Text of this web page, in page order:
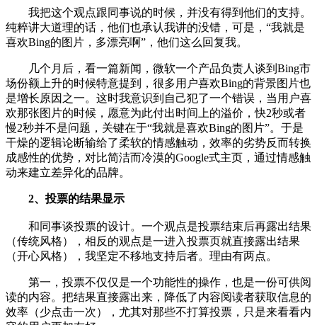
我把这个观点跟同事说的时候，并没有得到他们的支持。
纯粹讲大道理的话，他们也承认我讲的没错，可是，“我就是
喜欢Bing的图片，多漂亮啊”，他们这么回复我。
几个月后，看一篇新闻，微软一个产品负责人谈到Bing市
场份额上升的时候特意提到，很多用户喜欢Bing的背景图片也
是增长原因之一。这时我意识到自己犯了一个错误，当用户喜
欢那张图片的时候，愿意为此付出时间上的溢价，快2秒或者
慢2秒并不是问题，关键在于“我就是喜欢Bing的图片”。于是
干燥的逻辑论断输给了柔软的情感触动，效率的劣势反而转换
成感性的优势，对比简洁而冷漠的Google式主页，通过情感触
动来建立差异化的品牌。
2、投票的结果显示
和同事谈投票的设计。一个观点是投票结束后再露出结果
（传统风格），相反的观点是一进入投票页就直接露出结果
（开心风格），我坚定不移地支持后者。理由有两点。
第一，投票不仅仅是一个功能性的操作，也是一份可供阅
读的内容。把结果直接露出来，降低了内容阅读者获取信息的
效率（少点击一次），尤其对那些不打算投票，只是来看看内